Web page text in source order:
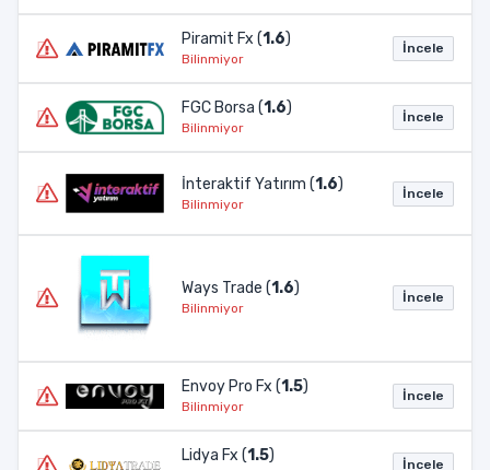
Piramit Fx (1.6)
Bilinmiyor
İncele
FGC Borsa (1.6)
Bilinmiyor
İncele
İnteraktif Yatırım (1.6)
Bilinmiyor
İncele
Ways Trade (1.6)
Bilinmiyor
İncele
Envoy Pro Fx (1.5)
Bilinmiyor
İncele
Lidya Fx (1.5) İncele